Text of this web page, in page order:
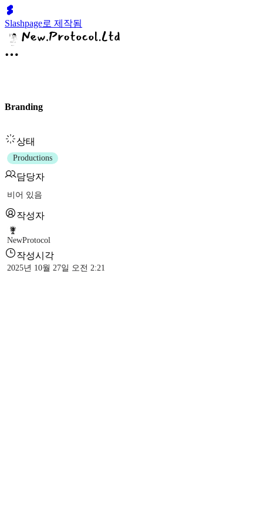
Slashpage로 제작됨
Branding
상태
Productions
담당자
비어 있음
작성자
NewProtocol
작성시각
2025년 10월 27일 오전 2:21